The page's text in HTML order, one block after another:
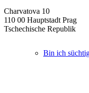
Bin ich
Charvatova 10
110 00 Hauptstadt Prag
Tschechische Republik